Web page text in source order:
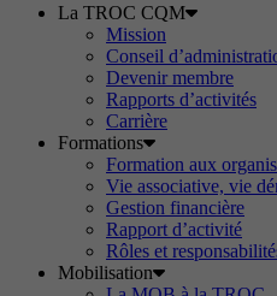
La TROC CQM
Mission
Conseil
Devenir membre
Rapports d’activités
Carrière
Formations
Formation aux
Vie associative, vie
Gestion financière
Rapport d’activité
Rôles et
Mobilisation